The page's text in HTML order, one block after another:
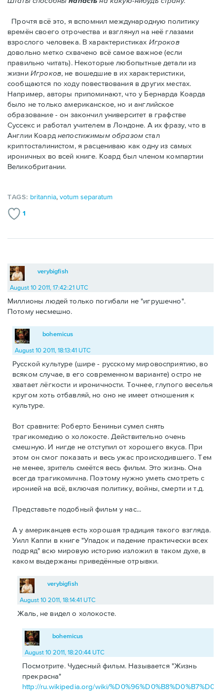
Прочтя всё это, я вспомнил международную политику
времён своего отрочества и взглянул на неё глазами
взрослого человека. В характеристиках Игроков
довольно метко схвачено всё самое важное (если
правильно читать). Некоторые любопытные детали из
жизни Игроков, не вошедшие в их характеристики,
сообщаются по ходу повествования в других местах.
Например, авторы припоминают, что у Бернарда Коарда
было не только американское, но и английское
образование - он закончил университет в графстве
Суссекс и работал учителем в Лондоне. А их фразу, что в
Англии Коард непостижимым образомстал
криптосталинистом, я расцениваю как одну из самых
ироничных во всей книге. Коард был членом компартии
Великобритании.
TAGS: britannia,votum separatum
1
verybigfish
August 10 2011, 17:42:21 UTC
Миллионы людей только погибали не "игрушечно".
Потому несмешно.
bohemicus
August 10 2011, 18:13:41 UTC
Русской культуре (шире - русскому мировосприятию, во
всяком случае, в его современном варианте) остро не
хватает лёгкости и ироничности. Точнее, глупого веселья
кругом хоть отбавляй, но оно не имеет отношения к
культуре.
Вот сравните: Роберто Бениньи сумел снять
трагикомедию о холокосте. Действительно очень
смешную. И нигде не отступил от хорошего вкуса. При
этом он смог показать и весь ужас происходившего. Тем
не менее, зритель смеётся весь фильм. Это жизнь. Она
всегда трагикомична. Поэтому нужно уметь смотреть с
иронией на всё, включая политику, войны, смерти и т.д.
Представьте подобный фильм у нас...
А у американцев есть хорошая традиция такого взгляда.
Уилл Каппи в книге "Упадок и падение практически всех
подряд" всю мировую историю изложил в таком духе, в
каком выдержаны приведённые отрывки.
verybigfish
August 10 2011, 18:14:41 UTC
Жаль, не видел о холокосте.
bohemicus
August 10 2011, 18:20:44 UTC
Посмотрите. Чудесный фильм. Называется "Жизнь
прекрасна"
http://ru.wikipedia.org/wiki/